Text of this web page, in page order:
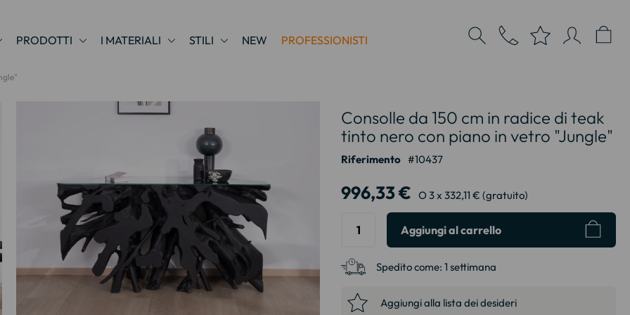
PRODOTTI I MATERIALI STILI NEW PROFESSIONISTI
Consolle da 150 cm in radice di teak
tinto nero con piano in vetro "Jungle"
Riferimento 10437
996,33 € O 3 x 332,11 € (gratuito)
Aggiungi al carrello
Spedito come: 1 settimana
Aggiungi alla lista dei desideri